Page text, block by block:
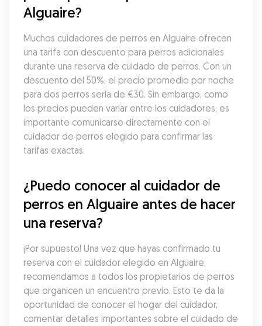
Alguaire?
Muchos cuidadores de perros en Alguaire ofrecen
una tarifa con descuento para perros adicionales
durante una reserva de cuidado de perros. Con un
descuento del 50%, el precio promedio por noche
para dos perros sería de €30. Sin embargo, como
los precios pueden variar entre los cuidadores, es
importante comunicarse directamente con el
cuidador de perros elegido para confirmar las
tarifas exactas.
¿Puedo conocer al cuidador de
perros en Alguaire antes de hacer
una reserva?
¡Por supuesto! Una vez que hayas confirmado tu
reserva con el cuidador elegido en Alguaire,
recomendamos a todos los propietarios de perros
que organicen un encuentro previo. Esto te da la
oportunidad de conocer el hogar del cuidador,
comentar detalles importantes sobre el cuidado de